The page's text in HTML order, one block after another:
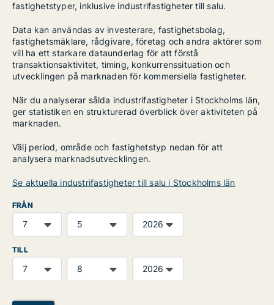
fastighetstyper, inklusive industrifastigheter till salu.
Data kan användas av investerare, fastighetsbolag,
fastighetsmäklare, rådgivare, företag och andra aktörer som
vill ha ett starkare dataunderlag för att förstå
transaktionsaktivitet, timing, konkurrenssituation och
utvecklingen på marknaden för kommersiella fastigheter.
När du analyserar sålda industrifastigheter i Stockholms län,
ger statistiken en strukturerad överblick över aktiviteten på
marknaden.
Välj period, område och fastighetstyp nedan för att
analysera marknadsutvecklingen.
Se aktuella industrifastigheter till salu i Stockholms län
FRÅN
TILL